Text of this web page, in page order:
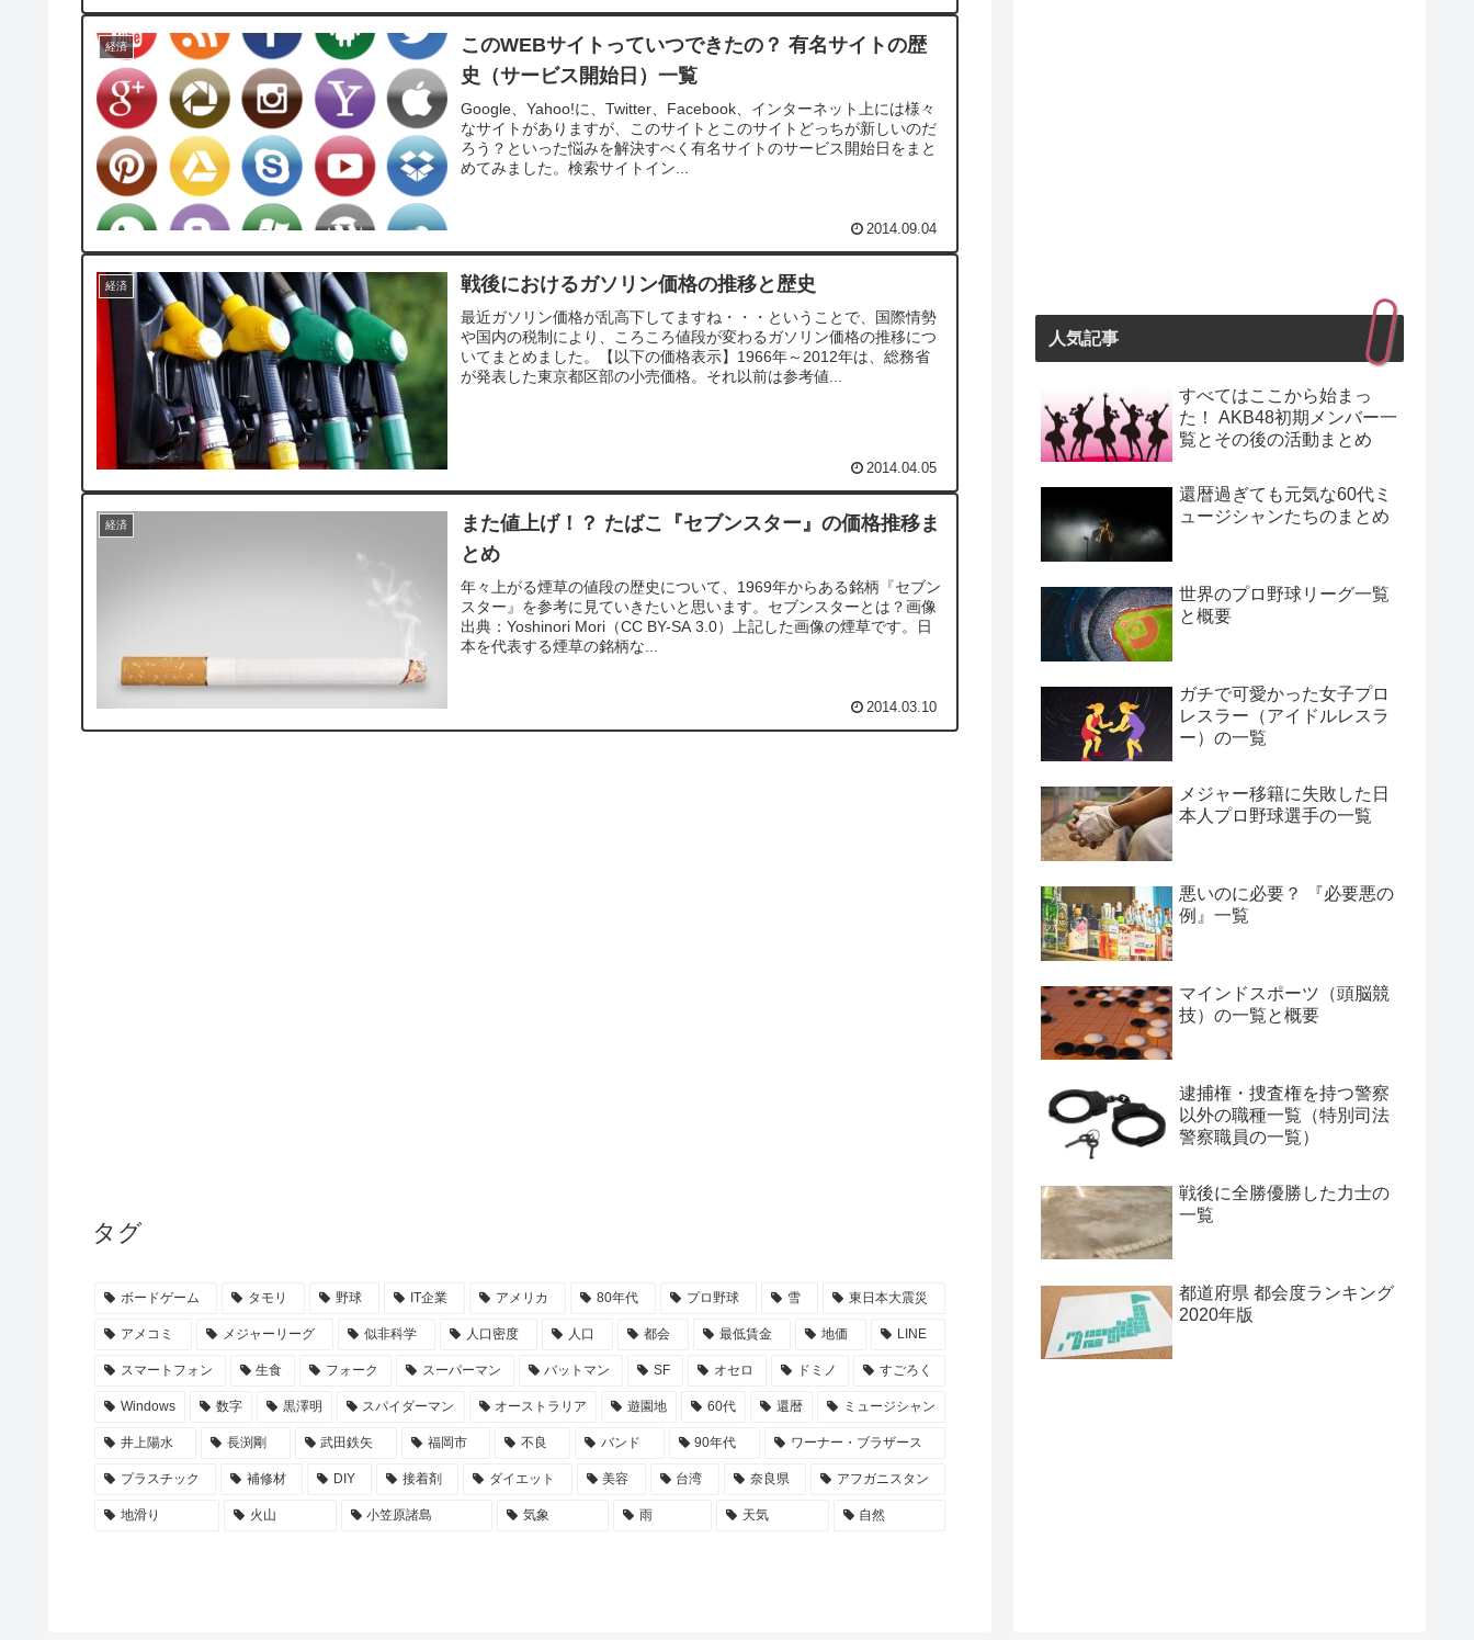
経済
このWEBサイトっていつできたの？ 有名サイトの歴
史（サービス開始日）一覧
Google、Yahoo!に、Twitter、Facebook、インターネット上には様々
なサイトがありますが、このサイトとこのサイトどっちが新しいのだ
ろう？といった悩みを解決すべく有名サイトのサービス開始日をまと
めてみました。検索サイトイン...
2014.09.04
経済 戦後におけるガソリン価格の推移と歴史
最近ガソリン価格が乱高下してますね・・・ということで、国際情勢
や国内の税制により、ころころ値段が変わるガソリン価格の推移につ
いてまとめました。【以下の価格表示】1966年～2012年は、総務省
が発表した東京都区部の小売価格。それ以前は参考値...
2014.04.05
経済
また値上げ！？ たばこ『セブンスター』の価格推移ま
とめ
年々上がる煙草の値段の歴史について、1969年からある銘柄『セブン
スター』を参考に見ていきたいと思います。セブンスターとは？画像
出典：Yoshinori Mori（CC BY-SA 3.0）上記した画像の煙草です。日
本を代表する煙草の銘柄な...
2014.03.10
タグ
ボードゲーム タモリ 野球 IT企業 アメリカ 80年代 プロ野球 雪 東日本大震災
アメコミ メジャーリーグ 似非科学 人口密度 人口 都会 最低賃金 地価 LINE
スマートフォン 生食 フォーク スーパーマン バットマン SF オセロ ドミノ すごろく
Windows 数字 黒澤明 スパイダーマン オーストラリア 遊園地 60代 還暦 ミュージシャン
井上陽水 長渕剛 武田鉄矢 福岡市 不良 バンド 90年代 ワーナー・ブラザース
プラスチック 補修材 DIY 接着剤 ダイエット 美容 台湾 奈良県 アフガニスタン
地滑り 火山 小笠原諸島 気象 雨 天気 自然
人気記事
すべてはここから始まっ
た！ AKB48初期メンバー一
覧とその後の活動まとめ
還暦過ぎても元気な60代ミ
ュージシャンたちのまとめ
世界のプロ野球リーグ一覧
と概要
ガチで可愛かった女子プロ
レスラー（アイドルレスラ
ー）の一覧
メジャー移籍に失敗した日
本人プロ野球選手の一覧
悪いのに必要？ 『必要悪の
例』一覧
マインドスポーツ（頭脳競
技）の一覧と概要
逮捕権・捜査権を持つ警察
以外の職種一覧（特別司法
警察職員の一覧）
戦後に全勝優勝した力士の
一覧
都道府県 都会度ランキング
2020年版